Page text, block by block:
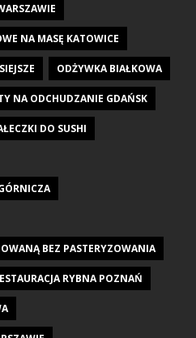
NA MASĘ KATOWICE
ODŻYWKA BIAŁKOWA
NA ODCHUDZANIE GDAŃSK
DO SUSHI
BEZ PASTERYZOWANIA
RYBNA POZNAŃ